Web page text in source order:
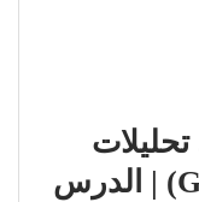
جوجل (Google Analytics) | الدرس